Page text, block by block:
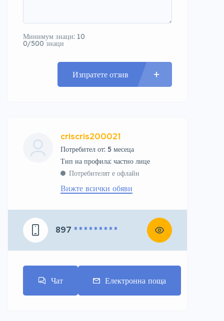
Минимум знаци: 10
0/500 знаци
Изпратете отзив
criscris200021
Потребител от: 5 месеца
тип на профила: частно лице
Потребителят е офлайн
Вижте всички обяви
897 * * * * * * * * *
Чат Електронна поща